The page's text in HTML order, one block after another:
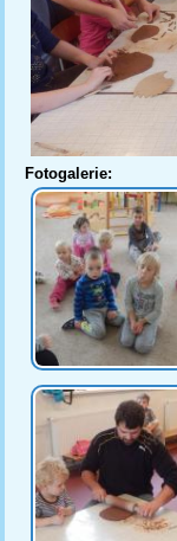
Fotogalerie: